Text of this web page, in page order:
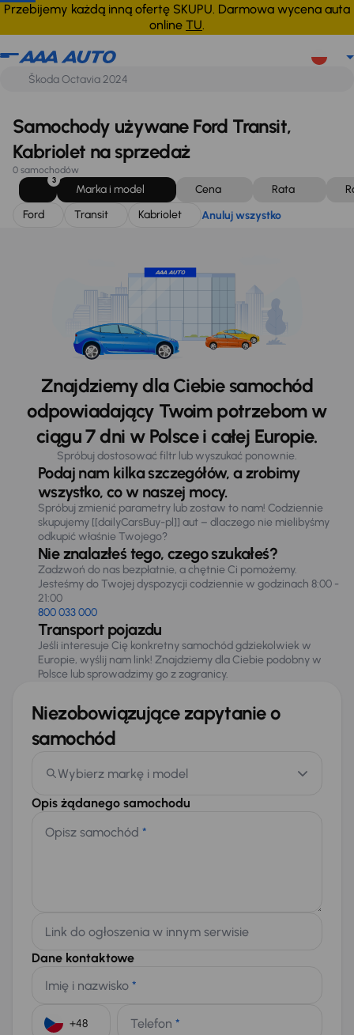
Przebijemy każdą inną ofertę SKUPU. Darmowa wycena auta
online TU.
Ford Transit Kabriolet Anuluj wszystko
Samochody używane Ford Transit,
Kabriolet na sprzedaż
0 samochodów
3
Marka i model Cena Rata
Ford
Transit Kabriolet Anuluj wszystko
Znajdziemy dla Ciebie samochód
odpowiadający Twoim potrzebom w
ciągu 7 dni w Polsce i całej Europie.
Spróbuj dostosować filtr lub wyszukać ponownie.
Podaj nam kilka szczegółów, a zrobimy
wszystko, co w naszej mocy.
Spróbuj zmienić parametry lub zostaw to nam! Codziennie
skupujemy [[dailyCarsBuy-pl]] aut – dlaczego nie mielibyśmy
odkupić właśnie Twojego?
Nie znalazłeś tego, czego szukałeś?
Zadzwoń do nas bezpłatnie, a chętnie Ci pomożemy.
Jesteśmy do Twojej dyspozycji codziennie w godzinach 8:00 -
21:00
800 033 000
Transport pojazdu
Jeśli interesuje Cię konkretny samochód gdziekolwiek w
Europie, wyślij nam link! Znajdziemy dla Ciebie podobny w
Polsce lub sprowadzimy go z zagranicy.
Niezobowiązujące zapytanie o
samochód
Wybierz markę i model
Opis żądanego samochodu
Opisz samochód *
Link do ogłoszenia w innym serwisie
Dane kontaktowe
Imię i nazwisko *
Telefon *